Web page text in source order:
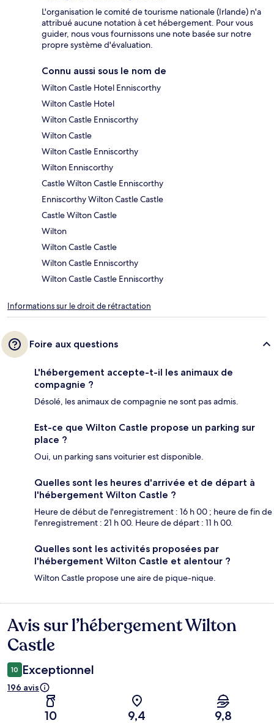
L'organisation le comité de tourisme nationale (Irlande) n'a
attribué aucune notation à cet hébergement. Pour vous
guider, nous vous fournissons une note basée sur notre
propre système d'évaluation.
Connu aussi sous le nom de
Wilton Castle Hotel Enniscorthy
Wilton Castle Hotel
Wilton Castle Enniscorthy
Wilton Castle
Wilton Castle Enniscorthy
Wilton Enniscorthy
Castle Wilton Castle Enniscorthy
Enniscorthy Wilton Castle Castle
Castle Wilton Castle
Wilton
Wilton Castle Castle
Wilton Castle Enniscorthy
Wilton Castle Castle Enniscorthy
Informations sur le droit de rétractation
Foire aux questions
L'hébergement accepte-t-il les animaux de
compagnie ?
Désolé, les animaux de compagnie ne sont pas admis.
Est-ce que Wilton Castle propose un parking sur
place ?
Oui, un parking sans voiturier est disponible.
Quelles sont les heures d'arrivée et de départ à
l'hébergement Wilton Castle ?
Heure de début de l'enregistrement : 16 h 00 ; heure de fin de
l'enregistrement : 21 h 00. Heure de départ : 11 h 00.
Quelles sont les activités proposées par
l'hébergement Wilton Castle et alentour ?
Wilton Castle propose une aire de pique-nique.
Avis
Avis sur l’hébergement Wilton
Castle
10 Exceptionnel
196 avis
10 9,4 9,8